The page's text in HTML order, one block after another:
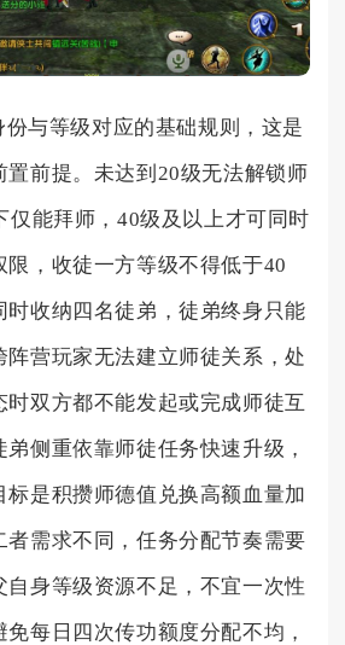
与等级对应的基础规则，这是
置前提。未达到20级无法解锁师
仅能拜师，40级及以上才可同时
限，收徒一方等级不得低于40
时收纳四名徒弟，徒弟终身只能
阵营玩家无法建立师徒关系，处
时双方都不能发起或完成师徒互
侧重依靠师徒任务快速升级，
标是积攒师德值兑换高额血量加
者需求不同，任务分配节奏需要
自身等级资源不足，不宜一次性
每日四次传功额度分配不均，